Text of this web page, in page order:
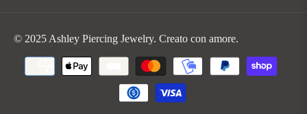
© 2025 Ashley Piercing Jewelry. Creato con amore.